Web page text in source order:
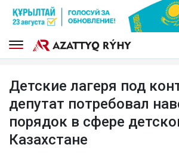
Детские лагеря под
депутат потребовал
порядок в сфере
Казахстане